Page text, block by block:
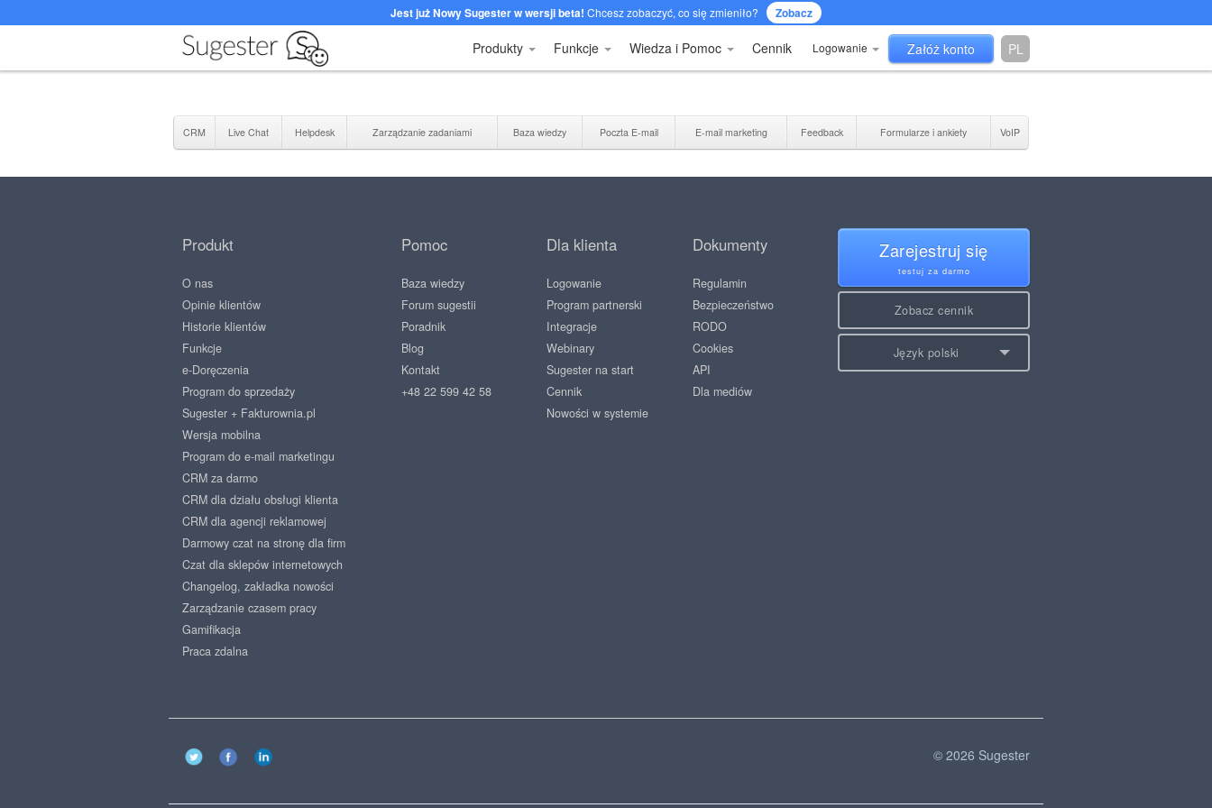
Jest już Nowy Sugester w wersji beta! Chcesz zobaczyć, co się zmieniło? Zobacz
Załóż konto PL
Produkty Funkcje Wiedza i Pomoc Cennik Logowanie
CRM Live Chat Helpdesk Zarządzanie zadaniami Baza wiedzy Poczta E-mail E-mail marketing Feedback Formularze i ankiety VoIP
Produkt
O nas
Opinie klientów
Historie klientów
Funkcje
e-Doręczenia
Program do sprzedaży
Sugester + Fakturownia.pl
Wersja mobilna
Program do e-mail marketingu
CRM za darmo
CRM dla działu obsługi klienta
CRM dla agencji reklamowej
Darmowy czat na stronę dla firm
Czat dla sklepów internetowych
Changelog, zakładka nowości
Zarządzanie czasem pracy
Gamifikacja
Praca zdalna
Pomoc
Baza wiedzy
Forum sugestii
Poradnik
Blog
Kontakt
+48 22 599 42 58
Dla klienta
Logowanie
Program partnerski
Integracje
Webinary
Sugester na start
Cennik
Nowości w systemie
Dokumenty
Regulamin
Bezpieczeństwo
RODO
Cookies
API
Dla mediów
Zarejestruj się
testuj za darmo
Zobacz cennik
Język polski
© 2026 Sugester